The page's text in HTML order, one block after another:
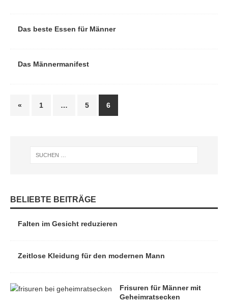
Das beste Essen für Männer
Das Männermanifest
« 1 … 5 6
BELIEBTE BEITRÄGE
Falten im Gesicht reduzieren
Zeitlose Kleidung für den modernen Mann
Frisuren für Männer mit
Geheimratsecken